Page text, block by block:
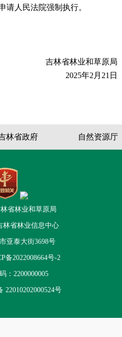
请人民法院强制执行。
吉林省林业和草原局
2025年2月21日
林省政府 自然资源厅
省林业和草原局
林省林业信息中心
亚泰大街3698号
备2022008664号-2
：2200000005
22010202000524号